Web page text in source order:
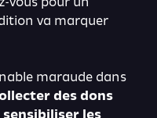
va marquer
maraude dans
des dons
les